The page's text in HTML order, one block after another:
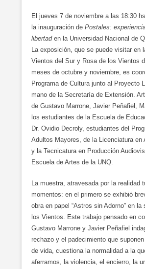
El jueves 7 de noviembre a las 18:30
la inauguración de Postales:
libertaden la Universidad Nacional de
La exposición, que se puede visitar en
Vientos del Sur y Rosa de los Vientos
meses de octubre y noviembre, es
Programa de Cultura junto al Proyecto
mano de la Secretaría de Extensión.
de Gustavo Marrone, Javier Peñafiel,
los estudiantes de la Escuela de
Dr. Ovidio Decroly, estudiantes del
Adultos Mayores, de la Licenciatura en
y la Tecnicatura en Producción
Escuela de Artes de la UNQ.
La muestra, atravesada por la realidad
momentos: en el primero se exhibió
obra en papel “Astros sin Adorno” en la
los Vientos. Este trabajo pensado en
Gustavo Marrone y Javier Peñafiel
rechazo y el padecimiento que
de vida, cuestiona la normalidad a la
aferramos, la violencia, el encierro, la